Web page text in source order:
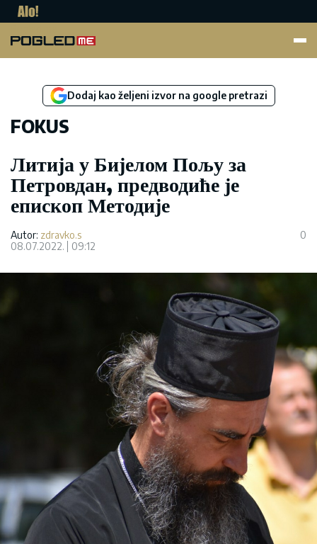
Dodaj kao željeni izvor na google pretrazi
FOKUS
Литија у Бијелом Пољу за
Петровдан, предводиће је
епископ Методије
Autor: zdravko.s
08.07.2022.
09:12
0